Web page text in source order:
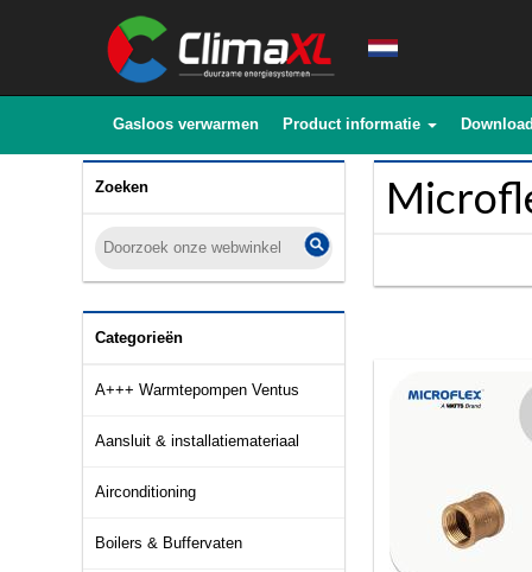
Gasloos verwarmen Product informatie
Zoeken
Categorieën
A+++ Warmtepompen Ventus
Aansluit & installatiemateriaal
Airconditioning
Boilers & Buffervaten